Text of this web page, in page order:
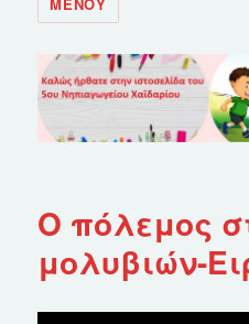
Ο πόλεμος
μολυβιών-